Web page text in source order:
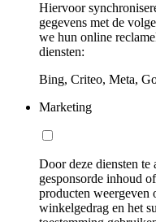
Hiervoor
gegevens met de
we hun online
diensten:
Bing, Criteo, Meta,
Marketing
Door deze diensten te
gesponsorde inhoud
producten weergeven
winkelgedrag en het